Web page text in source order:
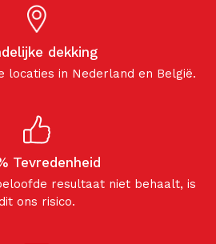
dekking
locaties in Nederland en België.
Tevredenheid
resultaat niet behaalt, is
ons risico.